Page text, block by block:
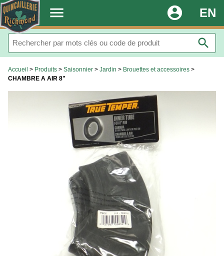
. menu EN
account_circle
search
Accueil > Produits > Saisonnier > Jardin > Brouettes et accessoires >
CHAMBRE A AIR 8"